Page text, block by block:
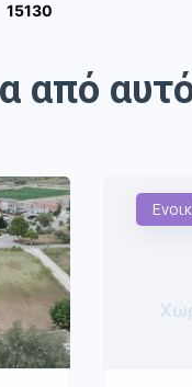
15130
από